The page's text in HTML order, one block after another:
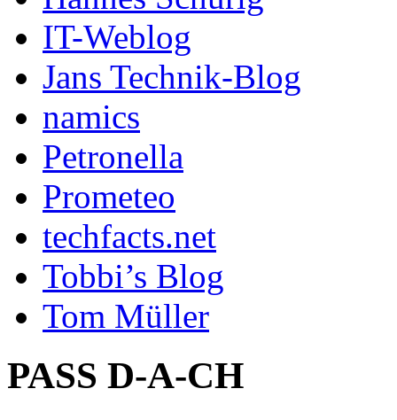
IT-Weblog
Jans Technik-Blog
namics
Petronella
Prometeo
techfacts.net
Tobbi’s Blog
Tom Müller
PASS D-A-CH